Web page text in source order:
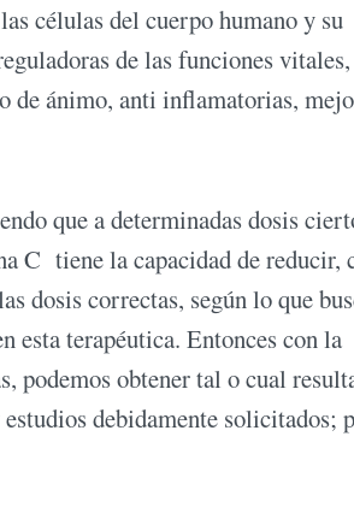
células del cuerpo humano y su
de las funciones
de ánimo, anti inflamatorias,
que a determinadas dosis
C tiene la capacidad de reducir,
dosis correctas, según lo que
esta terapéutica. Entonces con la
podemos obtener tal o cual
debidamente solicitados;